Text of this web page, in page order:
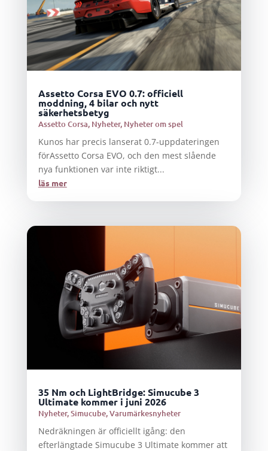
Assetto Corsa EVO 0.7: officiell
moddning, 4 bilar och nytt
säkerhetsbetyg
Assetto Corsa, Nyheter, Nyheter om spel
Kunos har precis lanserat 0.7-uppdateringen
förAssetto Corsa EVO, och den mest slående
nya funktionen var inte riktigt...
läs mer
35 Nm och LightBridge: Simucube 3
Ultimate kommer i juni 2026
Nyheter,Simucube,Varumärkesnyheter
Nedräkningen är officiellt igång: den
efterlängtade Simucube 3 Ultimate kommer att